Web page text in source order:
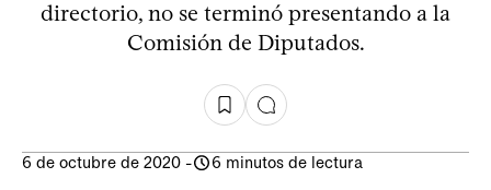
directorio, no se terminó presentando a la
Comisión de Diputados.
6 de octubre de 2020 - 6 minutos de lectura